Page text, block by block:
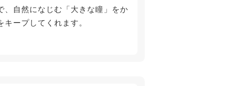
自然になじむ「大きな瞳」をか
ープしてくれます。